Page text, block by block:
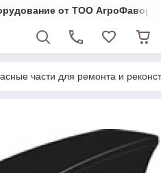
от ТОО
части для ремонта и